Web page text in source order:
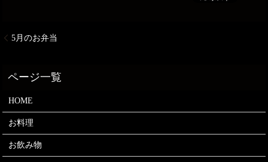
5月のお弁当
HOME
お料理
お飲み物